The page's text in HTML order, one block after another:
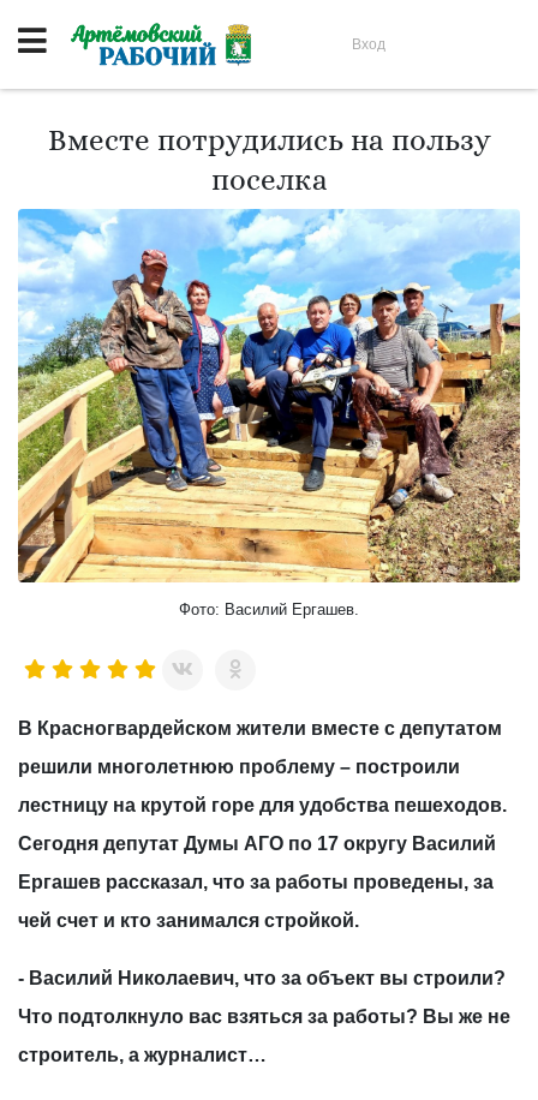
Вход
Вместе потрудились на пользу
поселка
Фото: Василий Ергашев.
В Красногвардейском жители вместе с депутатом
решили многолетнюю проблему – построили
лестницу на крутой горе для удобства пешеходов.
Сегодня депутат Думы АГО по 17 округу Василий
Ергашев рассказал, что за работы проведены, за
чей счет и кто занимался стройкой.
- Василий Николаевич, что за объект вы строили?
Что подтолкнуло вас взяться за работы? Вы же не
строитель, а журналист…